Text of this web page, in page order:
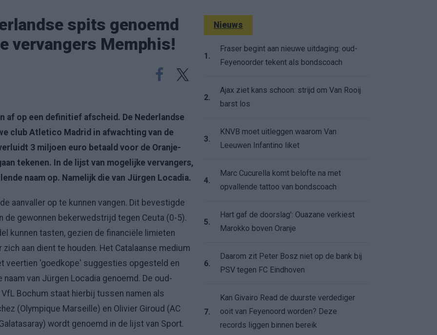
spits genoemd
vervangers Memphis!
af op een definitief afscheid. De Nederlandse
club Atletico Madrid in afwachting van de
3 miljoen euro betaald voor de Oranje-
tekenen. In de lijst van mogelijke vervangers,
naam op. Namelijk die van Jürgen Locadia.
aanvaller op te kunnen vangen. Dit bevestigde
de gewonnen bekerwedstrijd tegen Ceuta (0-5).
kunnen tasten, gezien de financiële limieten
aan dient te houden. Het Catalaanse medium
veertien 'goedkope' suggesties opgesteld en
van Jürgen Locadia genoemd. De oud-
Bochum staat hierbij tussen namen als
(Olympique Marseille) en Olivier Giroud (AC
wordt genoemd in de lijst van Sport.
Nieuws
1.
Fraser begint aan nieuwe uitdaging: oud-
Feyenoorder tekent als bondscoach
2.
Ajax ziet kans schoon: strijd om Van Rooij
barst los
3.
KNVB moet uitleggen waarom Van
Leeuwen Infantino liket
4.
Marc Cucurella komt belofte na met
opvallende tattoo van bondscoach
5.
Hart gaf de doorslag': Ouazane verkiest
Marokko boven Oranje
6.
Daarom zit Peter Bosz niet op de bank bij
PSV tegen FC Eindhoven
7.
Kan Givairo Read de duurste verdediger
ooit van Feyenoord worden? Deze
records liggen binnen bereik